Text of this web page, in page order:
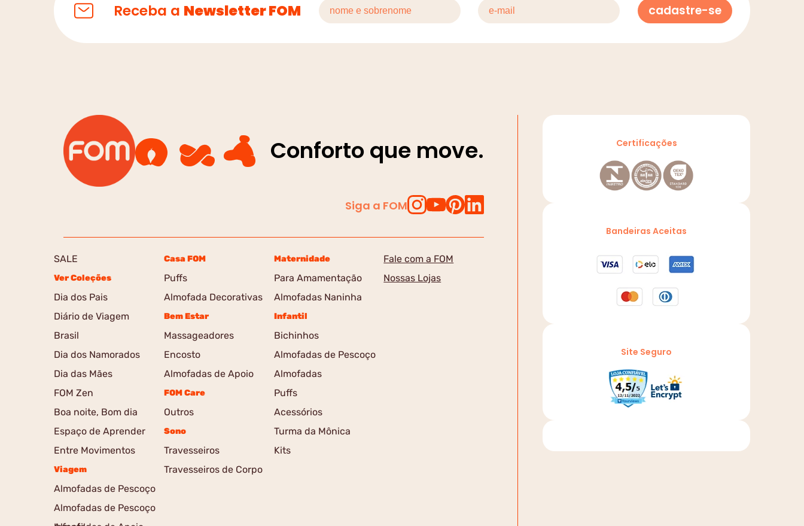
Receba a Newsletter FOM cadastre-se
Conforto que move.
Siga a FOM
SALE
Ver Coleções
Dia dos Pais
Diário de Viagem
Brasil
Dia dos Namorados
Dia das Mães
FOM Zen
Boa noite, Bom dia
Espaço de Aprender
Entre Movimentos
Viagem
Almofadas de Pescoço
Almofadas de Pescoço
Casa FOM
Puffs
Almofada Decorativas
Bem Estar
Massageadores
Encosto
Almofadas de Apoio
FOM Care
Outros
Sono
Travesseiros
Travesseiros de Corpo
Maternidade
Para Amamentação
Almofadas Naninha
Infantil
Bichinhos
Almofadas de Pescoço
Almofadas
Puffs
Acessórios
Turma da Mônica
Kits
Fale com a FOM
Nossas Lojas
Certificações
Bandeiras Aceitas
Site Seguro